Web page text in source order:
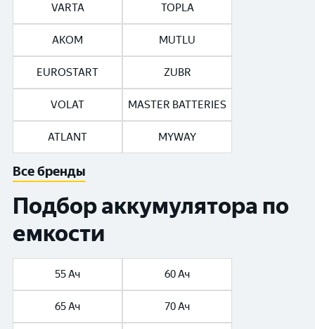
VARTA TOPLA
АКОМ MUTLU
EUROSTART ZUBR
VOLAT MASTER BATTERIES
ATLANT MYWAY
Все бренды
Подбор аккумулятора по
емкости
55 Ач 60 Ач
65 Ач 70 Ач